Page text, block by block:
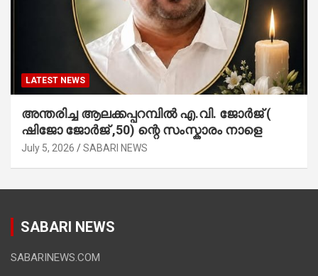
LATEST NEWS
അന്തരിച്ച ആ​ല​ക്ക​പ്പ​റമ്പിൽ​ എ.​വി. ജോ​ർ​ജ് (
ഷിജോ ജോർജ് ,50) ന്റെ സംസ്കാരം നാളെ
July 5, 2026 SABARI NEWS
SABARI NEWS
SABARINEWS.COM